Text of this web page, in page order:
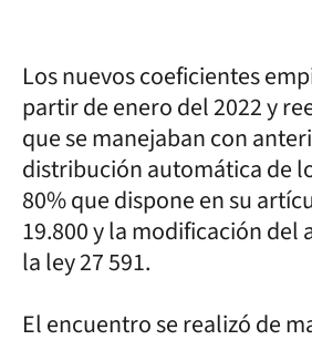
Los nuevos coeficientes
partir de enero del 2022 y
que se manejaban con
distribución automática de
80% que dispone en su
19.800 y la modificación del
la ley 27 591.
El encuentro se realizó de